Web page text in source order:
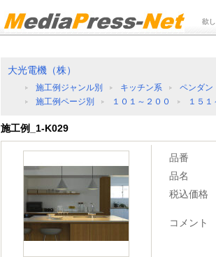
欲
大光電機（株）
施工例ジャンル別 キッチン系
ペンダン
施工例ページ別
１０１～２００ １５
施工例_1-K029
品番
品名
税込価格
コメント